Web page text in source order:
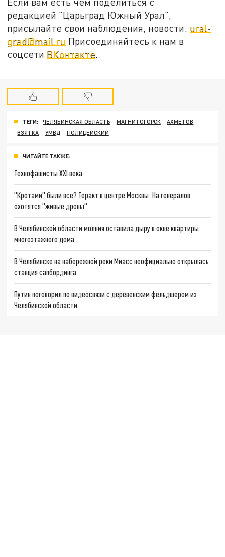
редакцией "Царьград Южный Урал",
присылайте свои наблюдения, новости: ural-
grad@mail.ru Присоединяйтесь к нам в
соцсети ВКонтакте.
ТЕГИ: ЧЕЛЯБИНСКАЯ ОБЛАСТЬ МАГНИТОГОРСК
АХМЕТОВ
ВЗЯТКА
УМВД ПОЛИЦЕЙСКИЙ
ЧИТАЙТЕ ТАКЖЕ:
Технофашисты XXI века
"Кротами" были все? Теракт в центре Москвы: На генералов
охотятся "живые дроны"
В Челябинской области молния оставила дыру в окне квартиры
многоэтажного дома
В Челябинске на набережной реки Миасс неофициально открылась
станция сапбординга
Путин поговорил по видеосвязи с деревенским фельдшером из
Челябинской области